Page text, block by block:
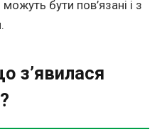
бути пов’язані і з
з’явилася